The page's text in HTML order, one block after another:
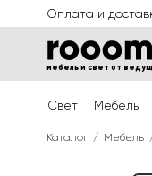
Оплата и
мебель и свет от
Свет Мебель
Каталог Мебель